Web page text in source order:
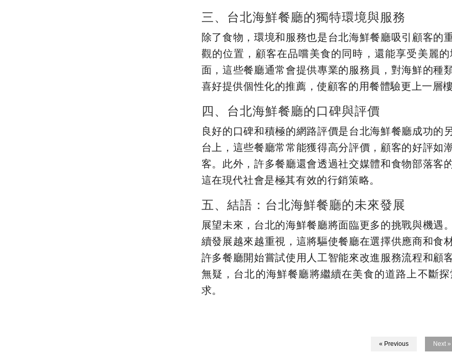
三、台北海鮮餐廳的獨特環境與服務
除了食物，環境和服務也是台北海鮮餐廳吸引顧客的
觀的位置，顧客在品嚐美食的同時，還能享受美麗
面，這些餐廳通常會提供專業的服務員，對海鮮的種
喜好提供個性化的推薦，使顧客的用餐體驗更上一層樓
四、台北海鮮餐廳的口碑與評價
良好的口碑和積極的網路評價是台北海鮮餐廳成功的
台上，這些餐廳常常能獲得高分評價，顧客的好評如
客。此外，許多餐廳還會透過社交媒體和食物部落客
這在現代社會是極其有效的行銷策略。
五、結語：台北海鮮餐廳的未來發展
展望未來，台北的海鮮餐廳將面臨更多的挑戰與機遇
續發展越來越重視，這將驅使餐廳在選擇供應商和食
許多餐廳開始嘗試使用人工智能來改進服務流程和顧
無疑，台北的海鮮餐廳將繼續在美食的道路上不斷
求。
« Previous Next »